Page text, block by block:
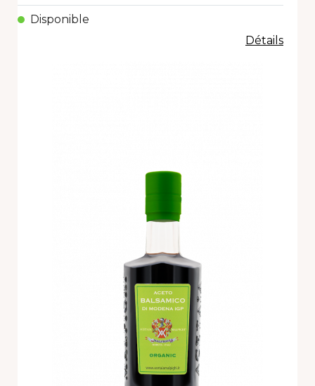
Disponible
Détails